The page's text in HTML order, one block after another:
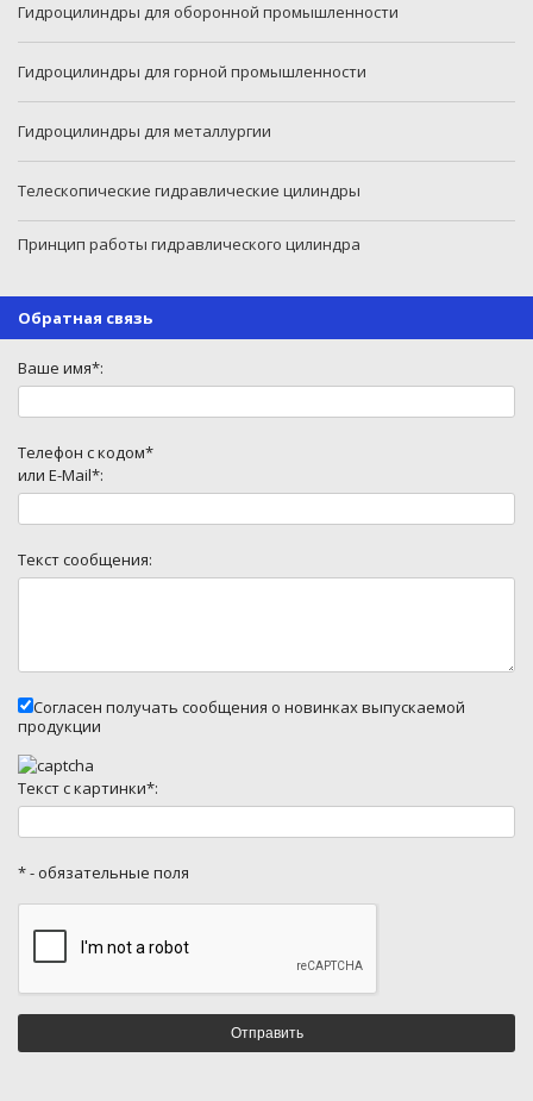
Гидроцилиндры для оборонной промышленности
Гидроцилиндры для горной промышленности
Гидроцилиндры для металлургии
Телескопические гидравлические цилиндры
Принцип работы гидравлического цилиндра
Обратная связь
Ваше имя*:
Телефон с кодом*
или E-Mail*:
Текст сообщения:
Согласен получать сообщения о новинках выпускаемой
продукции
Текст с картинки*:
* - обязательные поля